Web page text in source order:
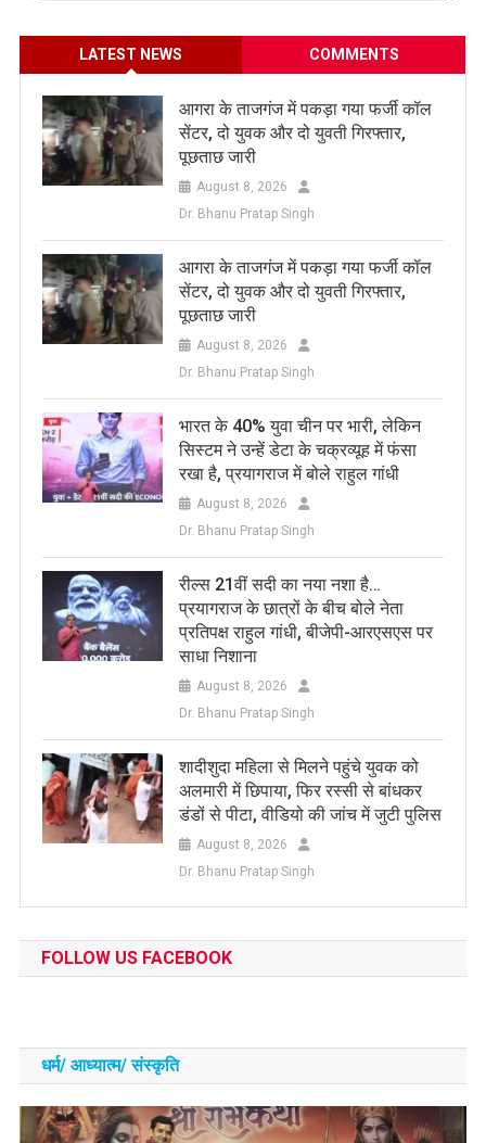
LATEST NEWS COMMENTS
आगरा के ताजगंज में पकड़ा गया फर्जी कॉल
सेंटर, दो युवक और दो युवती गिरफ्तार,
पूछताछ जारी
August 8, 2026
Dr. Bhanu Pratap Singh
आगरा के ताजगंज में पकड़ा गया फर्जी कॉल
सेंटर, दो युवक और दो युवती गिरफ्तार,
पूछताछ जारी
August 8, 2026
Dr. Bhanu Pratap Singh
भारत के 40% युवा चीन पर भारी, लेकिन
सिस्टम ने उन्हें डेटा के चक्रव्यूह में फंसा
रखा है, प्रयागराज में बोले राहुल गांधी
August 8, 2026
Dr. Bhanu Pratap Singh
रील्स 21वीं सदी का नया नशा है…
प्रयागराज के छात्रों के बीच बोले नेता
प्रतिपक्ष राहुल गांधी, बीजेपी-आरएसएस पर
साधा निशाना
August 8, 2026
Dr. Bhanu Pratap Singh
शादीशुदा महिला से मिलने पहुंचे युवक को
अलमारी में छिपाया, फिर रस्सी से बांधकर
डंडों से पीटा, वीडियो की जांच में जुटी पुलिस
August 8, 2026
Dr. Bhanu Pratap Singh
FOLLOW US FACEBOOK
धर्म/ आध्‍यात्‍म/ संस्‍कृति